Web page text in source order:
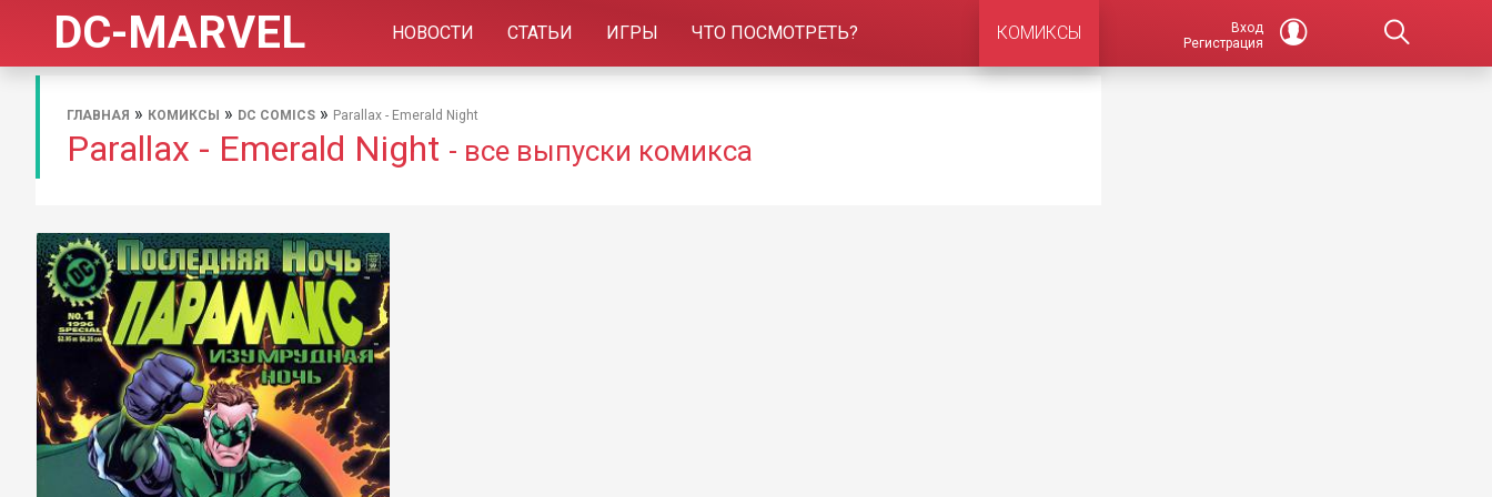
DC-MARVEL НОВОСТИ СТАТЬИ ИГРЫ ЧТО ПОСМОТРЕТЬ? КОМИКСЫ
Вход
Регистрация
ГЛАВНАЯ » КОМИКСЫ » DC COMICS » Parallax - Emerald Night
Parallax - Emerald Night - все выпуски комикса